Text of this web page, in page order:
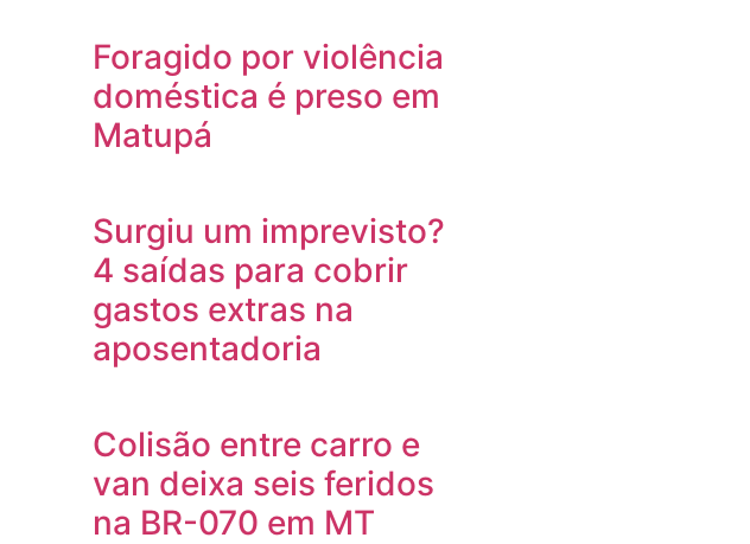
Foragido por violência
doméstica é preso em
Matupá
Surgiu um imprevisto?
4 saídas para cobrir
gastos extras na
aposentadoria
Colisão entre carro e
van deixa seis feridos
na BR-070 em MT